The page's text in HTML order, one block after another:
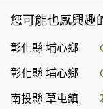
您可能也感興趣
彰化縣 埔心鄉
彰化縣 埔心鄉
南投縣 草屯鎮